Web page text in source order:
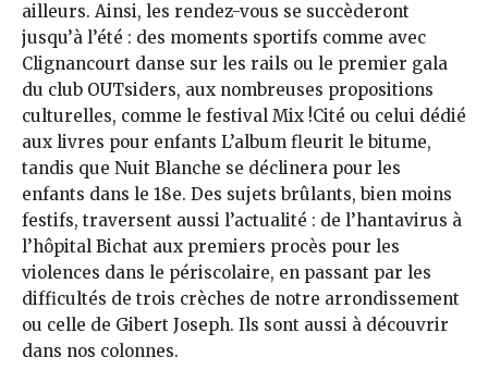
ailleurs. Ainsi, les rendez-vous se succèderont
jusqu’à l’été : des moments sportifs comme avec
Clignancourt danse sur les rails ou le premier gala
du club OUTsiders, aux nombreuses propositions
culturelles, comme le festival Mix !Cité ou celui dédié
aux livres pour enfants L’album fleurit le bitume,
tandis que Nuit Blanche se déclinera pour les
enfants dans le 18e. Des sujets brûlants, bien moins
festifs, traversent aussi l’actualité : de l’hantavirus à
l’hôpital Bichat aux premiers procès pour les
violences dans le périscolaire, en passant par les
difficultés de trois crèches de notre arrondissement
ou celle de Gibert Joseph. Ils sont aussi à découvrir
dans nos colonnes.